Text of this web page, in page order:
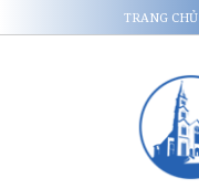
TRANG CHỦ